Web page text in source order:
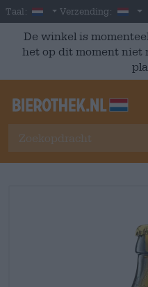
Skip to main content
Taal: Dutch
Verzending:
De winkel is
het op dit moment niet